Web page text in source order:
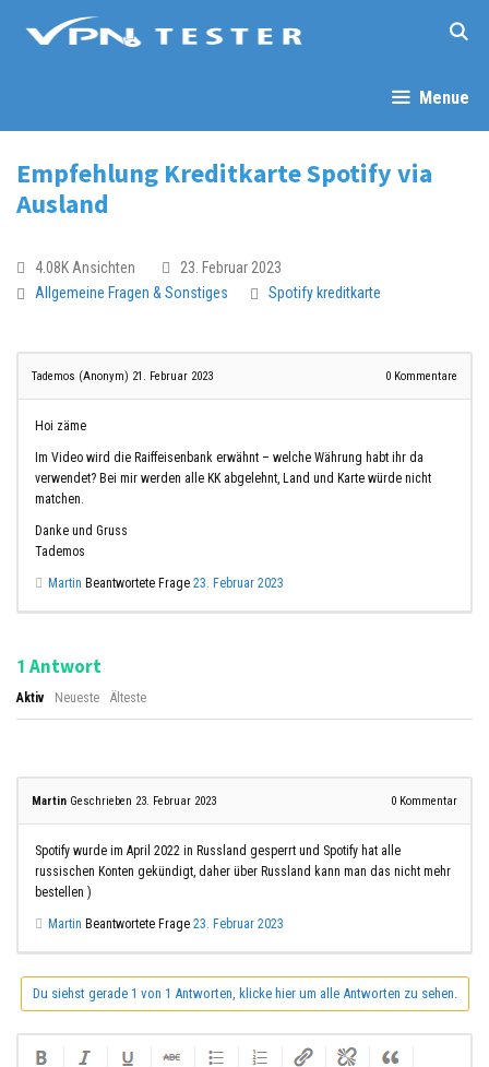
Menue
Empfehlung Kreditkarte Spotify via
Ausland
4.08K Ansichten
23. Februar 2023
Allgemeine Fragen & Sonstiges
Spotify kreditkarte
Tademos (Anonym) 21. Februar 2023 0 Kommentare
Hoi zäme
Im Video wird die Raiffeisenbank erwähnt – welche Währung habt ihr da
verwendet? Bei mir werden alle KK abgelehnt, Land und Karte würde nicht
matchen.
Danke und Gruss
Tademos
Martin Beantwortete Frage 23. Februar 2023
1 Antwort
Aktiv Neueste Älteste
Martin Geschrieben 23. Februar 2023 0 Kommentar
Spotify wurde im April 2022 in Russland gesperrt und Spotify hat alle
russischen Konten gekündigt, daher über Russland kann man das nicht mehr
bestellen )
Martin Beantwortete Frage 23. Februar 2023
Du siehst gerade 1 von 1 Antworten, klicke hier um alle Antworten zu sehen.